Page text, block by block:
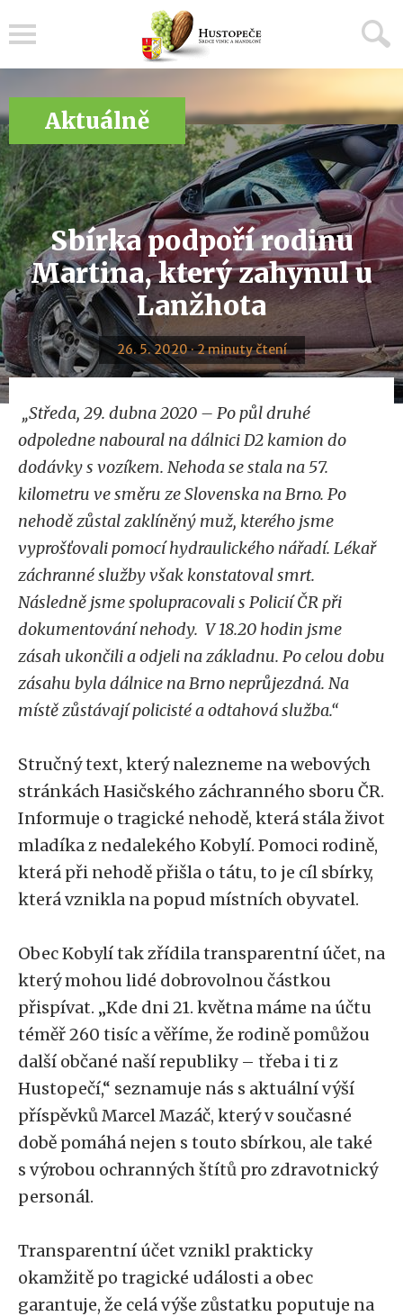
Aktuálně
Sbírka podpoří rodinu
Martina, který zahynul u
Lanžhota
26. 5. 2020 · 2 minuty čtení
„Středa, 29. dubna 2020 – Po půl druhé
odpoledne naboural na dálnici D2 kamion do
dodávky s vozíkem. Nehoda se stala na 57.
kilometru ve směru ze Slovenska na Brno. Po
nehodě zůstal zaklíněný muž, kterého jsme
vyprošťovali pomocí hydraulického nářadí. Lékař
záchranné služby však konstatoval smrt.
Následně jsme spolupracovali s Policií ČR při
dokumentování nehody. V 18.20 hodin jsme
zásah ukončili a odjeli na základnu. Po celou dobu
zásahu byla dálnice na Brno neprůjezdná. Na
místě zůstávají policisté a odtahová služba.“
Stručný text, který nalezneme na webových
stránkách Hasičského záchranného sboru ČR.
Informuje o tragické nehodě, která stála život
mladíka z nedalekého Kobylí. Pomoci rodině,
která při nehodě přišla o tátu, to je cíl sbírky,
která vznikla na popud místních obyvatel.
Obec Kobylí tak zřídila transparentní účet, na
který mohou lidé dobrovolnou částkou
přispívat. „Kde dni 21. května máme na účtu
téměř 260 tisíc a věříme, že rodině pomůžou
další občané naší republiky – třeba i ti z
Hustopečí,“ seznamuje nás s aktuální výší
příspěvků Marcel Mazáč, který v současné
době pomáhá nejen s touto sbírkou, ale také
s výrobou ochranných štítů pro zdravotnický
personál.
Transparentní účet vznikl prakticky
okamžitě po tragické události a obec
garantuje, že celá výše zůstatku poputuje na